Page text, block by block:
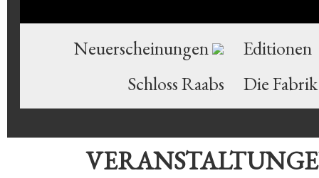
Neuerscheinungen
Editionen
Schloss Raabs
Die Fabrik